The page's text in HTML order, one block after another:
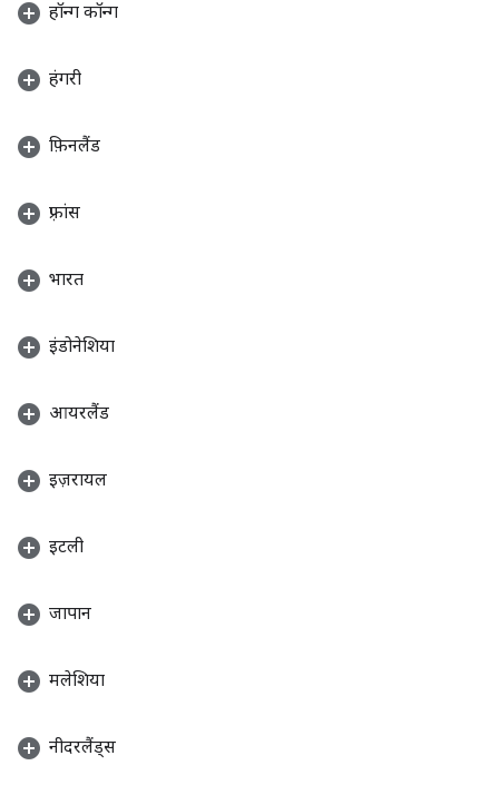
हॉन्ग कॉन्ग
हंगरी
फ़िनलैंड
फ़्रांस
भारत
इंडोनेशिया
आयरलैंड
इज़रायल
इटली
जापान
मलेशिया
नीदरलैंड्स